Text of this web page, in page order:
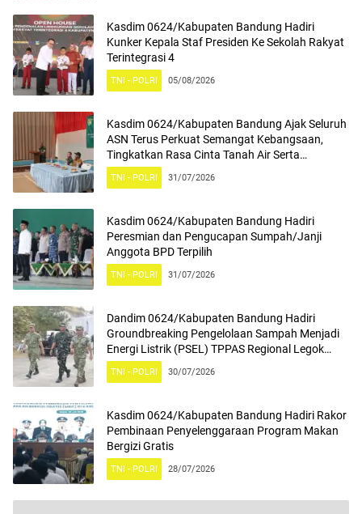
Kasdim 0624/Kabupaten Bandung Hadiri
Kunker Kepala Staf Presiden Ke Sekolah Rakyat
Terintegrasi 4
TNI - POLRI 05/08/2026
Kasdim 0624/Kabupaten Bandung Ajak Seluruh
ASN Terus Perkuat Semangat Kebangsaan,
Tingkatkan Rasa Cinta Tanah Air Serta
Mengamalkan Nilai Nilai Pancasila
TNI - POLRI 31/07/2026
Kasdim 0624/Kabupaten Bandung Hadiri
Peresmian dan Pengucapan Sumpah/Janji
Anggota BPD Terpilih
TNI - POLRI 31/07/2026
Dandim 0624/Kabupaten Bandung Hadiri
Groundbreaking Pengelolaan Sampah Menjadi
Energi Listrik (PSEL) TPPAS Regional Legok
Nangka
TNI - POLRI 30/07/2026
Kasdim 0624/Kabupaten Bandung Hadiri Rakor
Pembinaan Penyelenggaraan Program Makan
Bergizi Gratis
TNI - POLRI 28/07/2026